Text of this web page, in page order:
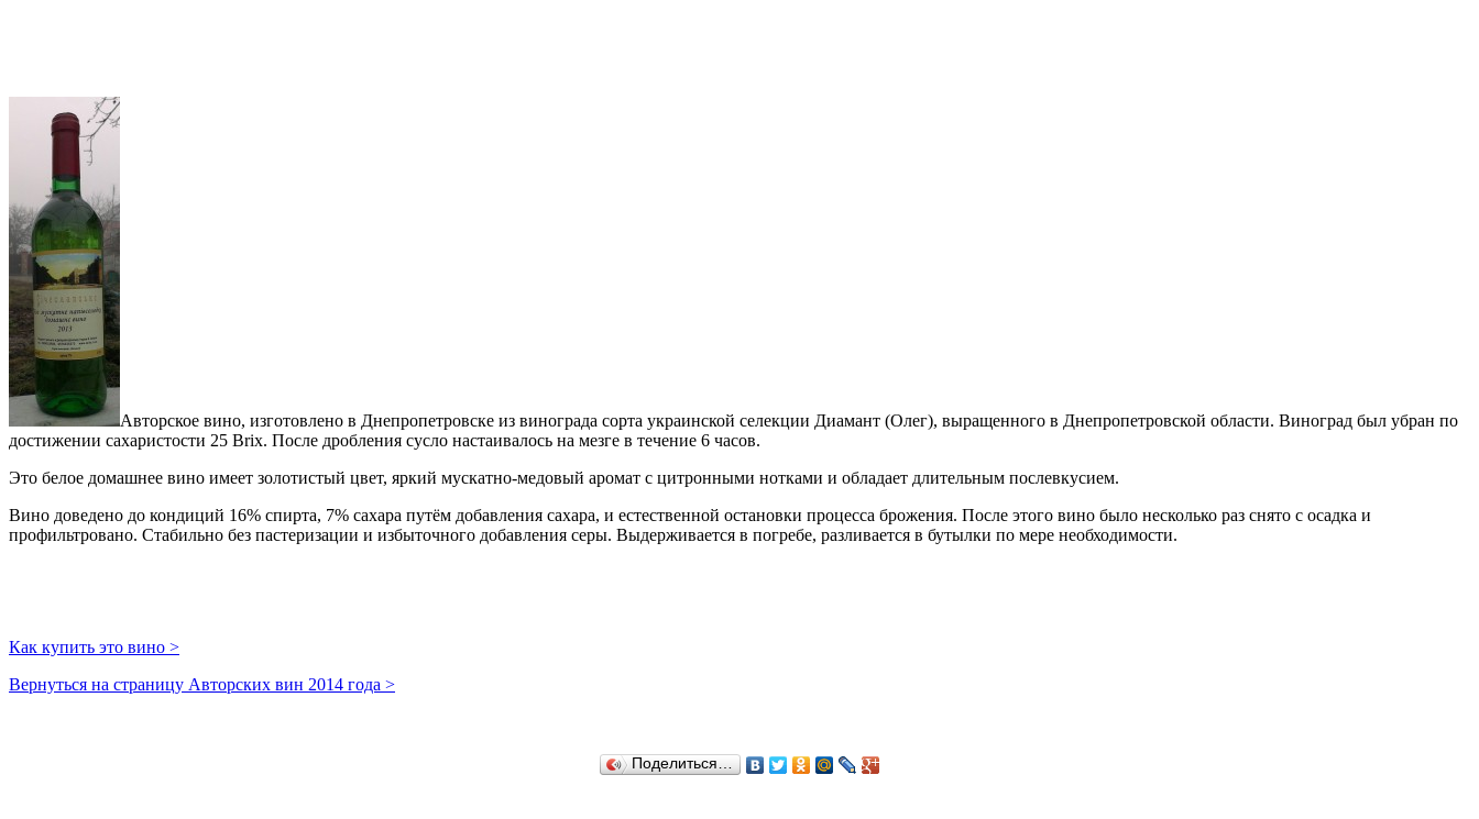
Авторское вино, изготовлено в Днепропетровске из винограда сорта украинской селекции Диамант (Олег), выращенного в Днепропетровской области. Виноград был убран по
достижении сахаристости 25 Brix. После дробления сусло настаивалось на мезге в течение 6 часов.
Это белое домашнее вино имеет золотистый цвет, яркий мускатно-медовый аромат с цитронными нотками и обладает длительным послевкусием.
Вино доведено до кондиций 16% спирта, 7% сахара путём добавления сахара, и естественной остановки процесса брожения. После этого вино было несколько раз снято с осадка и
профильтровано. Стабильно без пастеризации и избыточного добавления серы. Выдерживается в погребе, разливается в бутылки по мере необходимости.
Как купить это вино >
Вернуться на страницу Авторских вин 2014 года >
Поделиться…